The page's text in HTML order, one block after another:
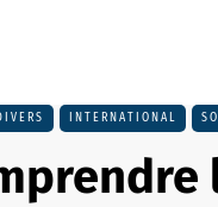
INTERNATIONAL